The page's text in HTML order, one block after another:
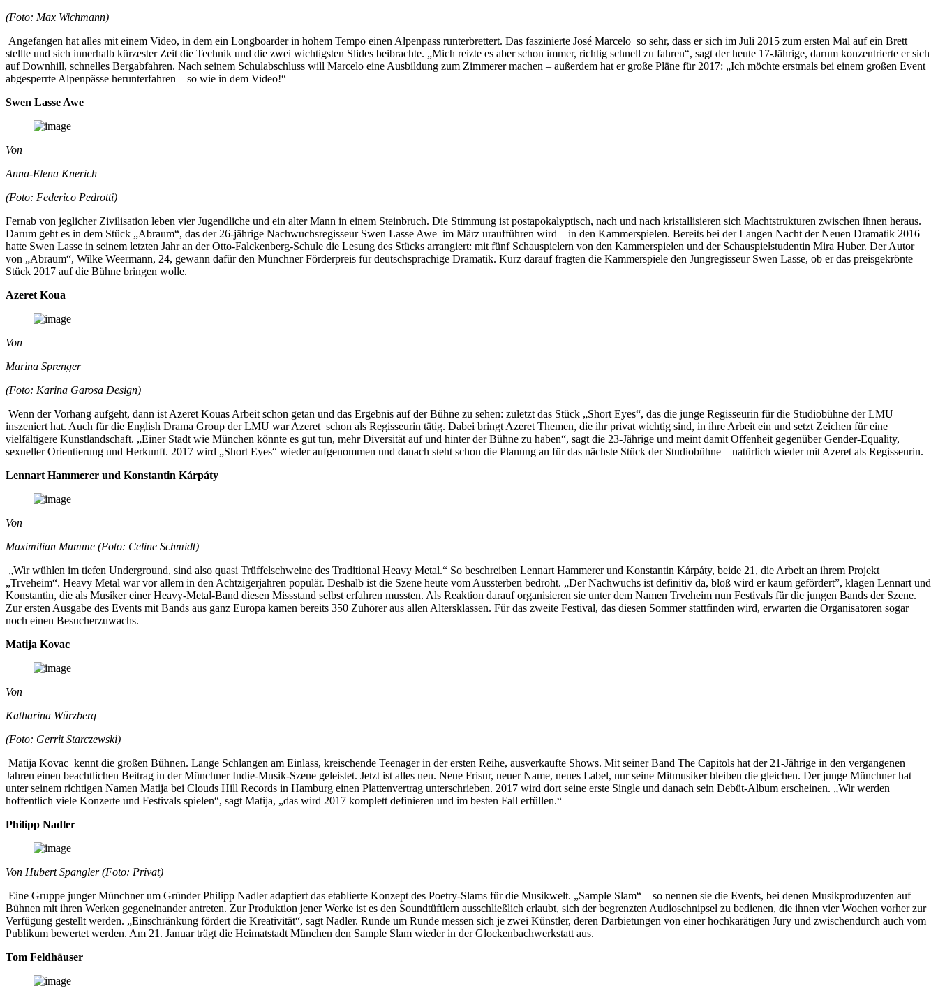
(Foto: Max Wichmann)
Angefangen hat alles mit einem Video, in dem ein Longboarder in hohem Tempo einen Alpenpass runterbrettert. Das faszinierte José Marcelo so sehr, dass er sich im Juli 2015 zum ersten Mal auf ein Brett
stellte und sich innerhalb kürzester Zeit die Technik und die zwei wichtigsten Slides beibrachte. „Mich reizte es aber schon immer, richtig schnell zu fahren“, sagt der heute 17-Jährige, darum konzentrierte er sich
auf Downhill, schnelles Bergabfahren. Nach seinem Schulabschluss will Marcelo eine Ausbildung zum Zimmerer machen – außerdem hat er große Pläne für 2017: „Ich möchte erstmals bei einem großen Event
abgesperrte Alpenpässe herunterfahren – so wie in dem Video!“
Swen Lasse Awe
Von
Anna-Elena Knerich
(Foto: Federico Pedrotti)
Fernab von jeglicher Zivilisation leben vier Jugendliche und ein alter Mann in einem Steinbruch. Die Stimmung ist postapokalyptisch, nach und nach kristallisieren sich Machtstrukturen zwischen ihnen heraus.
Darum geht es in dem Stück „Abraum“, das der 26-jährige Nachwuchsregisseur Swen Lasse Awe im März uraufführen wird – in den Kammerspielen. Bereits bei der Langen Nacht der Neuen Dramatik 2016
hatte Swen Lasse in seinem letzten Jahr an der Otto-Falckenberg-Schule die Lesung des Stücks arrangiert: mit fünf Schauspielern von den Kammerspielen und der Schauspielstudentin Mira Huber. Der Autor
von „Abraum“, Wilke Weermann, 24, gewann dafür den Münchner Förderpreis für deutschsprachige Dramatik. Kurz darauf fragten die Kammerspiele den Jungregisseur Swen Lasse, ob er das preisgekrönte
Stück 2017 auf die Bühne bringen wolle.
Azeret Koua
Von
Marina Sprenger
(Foto: Karina Garosa Design)
Wenn der Vorhang aufgeht, dann ist Azeret Kouas Arbeit schon getan und das Ergebnis auf der Bühne zu sehen: zuletzt das Stück „Short Eyes“, das die junge Regisseurin für die Studiobühne der LMU
inszeniert hat. Auch für die English Drama Group der LMU war Azeret schon als Regisseurin tätig. Dabei bringt Azeret Themen, die ihr privat wichtig sind, in ihre Arbeit ein und setzt Zeichen für eine
vielfältigere Kunstlandschaft. „Einer Stadt wie München könnte es gut tun, mehr Diversität auf und hinter der Bühne zu haben“, sagt die 23-Jährige und meint damit Offenheit gegenüber Gender-Equality,
sexueller Orientierung und Herkunft. 2017 wird „Short Eyes“ wieder aufgenommen und danach steht schon die Planung an für das nächste Stück der Studiobühne – natürlich wieder mit Azeret als Regisseurin.
Lennart Hammerer und Konstantin Kárpáty
Von
Maximilian Mumme (Foto: Celine Schmidt)
„Wir wühlen im tiefen Underground, sind also quasi Trüffelschweine des Traditional Heavy Metal.“ So beschreiben Lennart Hammerer und Konstantin Kárpáty, beide 21, die Arbeit an ihrem Projekt
„Trveheim“. Heavy Metal war vor allem in den Achtzigerjahren populär. Deshalb ist die Szene heute vom Aussterben bedroht. „Der Nachwuchs ist definitiv da, bloß wird er kaum gefördert”, klagen Lennart und
Konstantin, die als Musiker einer Heavy-Metal-Band diesen Missstand selbst erfahren mussten. Als Reaktion darauf organisieren sie unter dem Namen Trveheim nun Festivals für die jungen Bands der Szene.
Zur ersten Ausgabe des Events mit Bands aus ganz Europa kamen bereits 350 Zuhörer aus allen Altersklassen. Für das zweite Festival, das diesen Sommer stattfinden wird, erwarten die Organisatoren sogar
noch einen Besucherzuwachs.
Matija Kovac
Von
Katharina Würzberg
(Foto: Gerrit Starczewski)
Matija Kovac kennt die großen Bühnen. Lange Schlangen am Einlass, kreischende Teenager in der ersten Reihe, ausverkaufte Shows. Mit seiner Band The Capitols hat der 21-Jährige in den vergangenen
Jahren einen beachtlichen Beitrag in der Münchner Indie-Musik-Szene geleistet. Jetzt ist alles neu. Neue Frisur, neuer Name, neues Label, nur seine Mitmusiker bleiben die gleichen. Der junge Münchner hat
unter seinem richtigen Namen Matija bei Clouds Hill Records in Hamburg einen Plattenvertrag unterschrieben. 2017 wird dort seine erste Single und danach sein Debüt-Album erscheinen. „Wir werden
hoffentlich viele Konzerte und Festivals spielen“, sagt Matija, „das wird 2017 komplett definieren und im besten Fall erfüllen.“
Philipp Nadler
Von Hubert Spangler (Foto: Privat)
Eine Gruppe junger Münchner um Gründer Philipp Nadler adaptiert das etablierte Konzept des Poetry-Slams für die Musikwelt. „Sample Slam“ – so nennen sie die Events, bei denen Musikproduzenten auf
Bühnen mit ihren Werken gegeneinander antreten. Zur Produktion jener Werke ist es den Soundtüftlern ausschließlich erlaubt, sich der begrenzten Audioschnipsel zu bedienen, die ihnen vier Wochen vorher zur
Verfügung gestellt werden. „Einschränkung fördert die Kreativität“, sagt Nadler. Runde um Runde messen sich je zwei Künstler, deren Darbietungen von einer hochkarätigen Jury und zwischendurch auch vom
Publikum bewertet werden. Am 21. Januar trägt die Heimatstadt München den Sample Slam wieder in der Glockenbachwerkstatt aus.
Tom Feldhäuser